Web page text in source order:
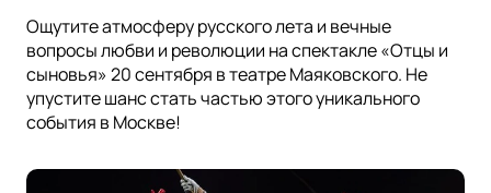
Ощутите атмосферу русского лета и вечные
вопросы любви и революции на спектакле «Отцы и
сыновья» 20 сентября в театре Маяковского. Не
упустите шанс стать частью этого уникального
события в Москве!